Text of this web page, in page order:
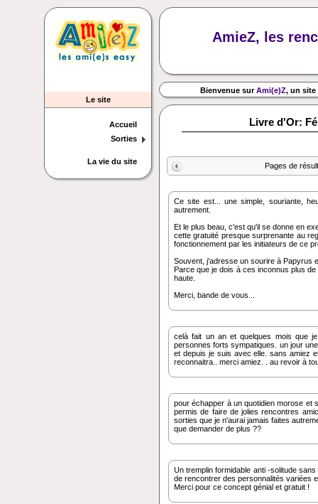
Le site
Accueil
Sorties
La vie du site
AmieZ, les
Bienvenue surAmi(e)Z, un site
Livre d'Or:
Pages de
Ce site est... une simple, souriante,
autrement.
Et le plus beau, c'est qu'il se donne en
cette gratuité presque surprenante au
fonctionnement par les initiateurs de ce
Souvent, j'adresse un sourire à Papyrus
Parce que je dois à ces inconnus plus
haute.
Merci, bande de vous...
celà fait un an et quelques mois que
personnes forts sympatiques. un jour
et depuis je suis avec elle. sans amiez et mon amie , je ne l aurait pas connue! merci, à toi , qui te
reconnaitra.. merci amiez. . au revoir à
pour échapper à un quotidien morose et
permis de faire de jolies rencontres
sorties que je n'aurai jamais faites
que demander de plus ??
Un tremplin formidable anti -solitude sans à -priori social, ouvert à de multiples activités et qui permet
de rencontrer des personnalités variées
Merci pour ce concept génial et gratuit !